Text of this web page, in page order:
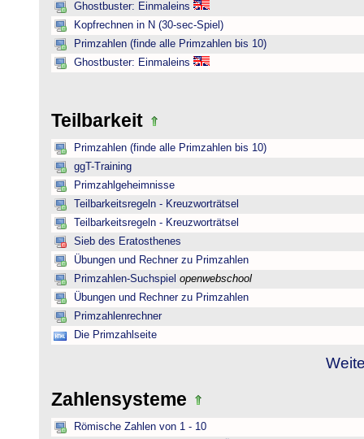
Ghostbuster: Einmaleins
Kopfrechnen in N (30-sec-Spiel)
Primzahlen (finde alle Primzahlen bis 10)
Ghostbuster: Einmaleins
Teilbarkeit
Primzahlen (finde alle Primzahlen bis 10)
ggT-Training
Primzahlgeheimnisse
Teilbarkeitsregeln - Kreuzworträtsel
Teilbarkeitsregeln - Kreuzworträtsel
Sieb des Eratosthenes
Übungen und Rechner zu Primzahlen
Primzahlen-Suchspiel openwebschool
Übungen und Rechner zu Primzahlen
Primzahlenrechner
Die Primzahlseite
Zahlensysteme
Römische Zahlen von 1 - 10